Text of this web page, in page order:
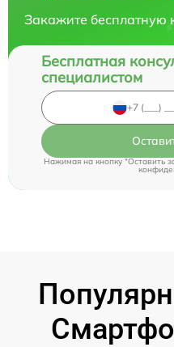
Закажите бесплатную
Бесплатная
специалистом
Нажимая на кнопку "Оставить